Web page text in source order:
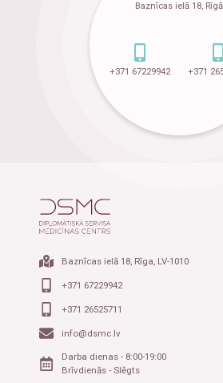
Baznīcas ielā 18, Rīgā
+371 67229942 +371
Baznīcas ielā 18, Rīga, LV-1010
+371 67229942
+371 26525711
info@dsmc.lv
Darba dienas - 8:00-19:00
Brīvdienās - Slēgts